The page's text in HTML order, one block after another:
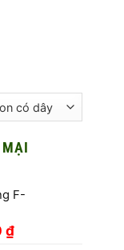
MẠI
F-
₫